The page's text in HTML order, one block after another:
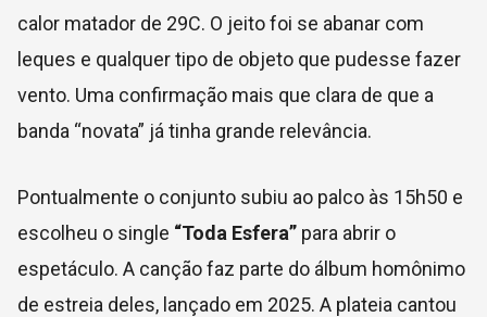
calor matador de 29C. O jeito foi se abanar com
leques e qualquer tipo de objeto que pudesse fazer
vento. Uma confirmação mais que clara de que a
banda “novata” já tinha grande relevância.
Pontualmente o conjunto subiu ao palco às 15h50 e
escolheu o single “Toda Esfera” para abrir o
espetáculo. A canção faz parte do álbum homônimo
de estreia deles, lançado em 2025. A plateia cantou